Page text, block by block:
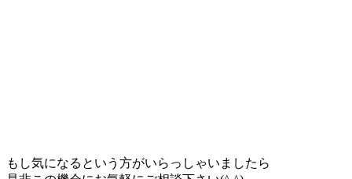
もし気になるという方がいらっしゃいましたら